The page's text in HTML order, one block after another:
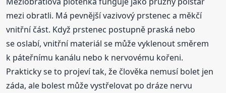
mezi obratli. Má pevnější vazivový prstenec a měkčí
vnitřní část. Když prstenec postupně praská nebo
se oslabí, vnitřní materiál se může vyklenout směrem
k páteřnímu kanálu nebo k nervovému kořeni.
Prakticky se to projeví tak, že člověka nemusí bolet jen
záda, ale bolest může vystřelovat po dráze nervu